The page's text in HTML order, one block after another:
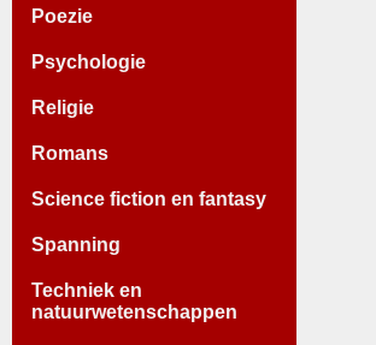
Poezie
Psychologie
Religie
Romans
Science fiction en fantasy
Spanning
Techniek en
natuurwetenschappen